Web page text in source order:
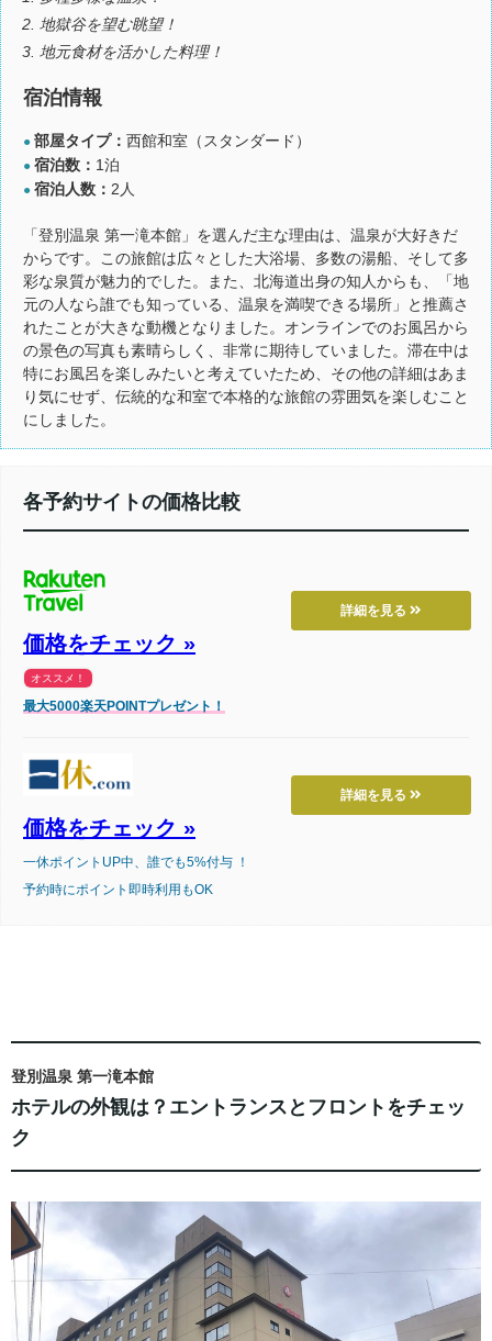
地獄谷を望む眺望！
地元食材を活かした料理！
宿泊情報
● 部屋タイプ： 西館和室（スタンダード）
● 宿泊数： 1泊
● 宿泊人数： 2人
「登別温泉 第一滝本館」を選んだ主な理由は、温泉が大好きだ
からです。この旅館は広々とした大浴場、多数の湯船、そして多
彩な泉質が魅力的でした。また、北海道出身の知人からも、「地
元の人なら誰でも知っている、温泉を満喫できる場所」と推薦さ
れたことが大きな動機となりました。オンラインでのお風呂から
の景色の写真も素晴らしく、非常に期待していました。滞在中は
特にお風呂を楽しみたいと考えていたため、その他の詳細はあま
り気にせず、伝統的な和室で本格的な旅館の雰囲気を楽しむこと
にしました。
各予約サイトの価格比較
詳細を見る
価格をチェック »
オススメ！
最大5000楽天POINTプレゼント！
詳細を見る
価格をチェック »
一休ポイントUP中、誰でも5%付与 ！
予約時にポイント即時利用もOK
登別温泉 第一滝本館
ホテルの外観は？エントランスとフロントをチェッ
ク